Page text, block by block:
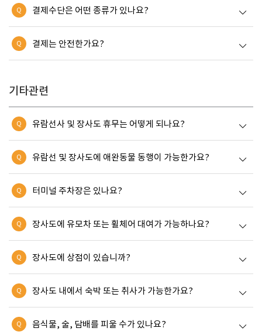
Q 결제수단은 어떤 종류가 있나요?
Q 결제는 안전한가요?
기타관련
Q 유람선사 및 장사도 휴무는 어떻게 되나요?
Q 유람선 및 장사도에 애완동물 동행이 가능한가요?
Q 터미널 주차장은 있나요?
Q 장사도에 유모차 또는 휠체어 대여가 가능하나요?
Q 장사도에 상점이 있습니까?
Q 장사도 내에서 숙박 또는 취사가 가능한가요?
Q 음식물, 술, 담배를 피울 수가 있나요?